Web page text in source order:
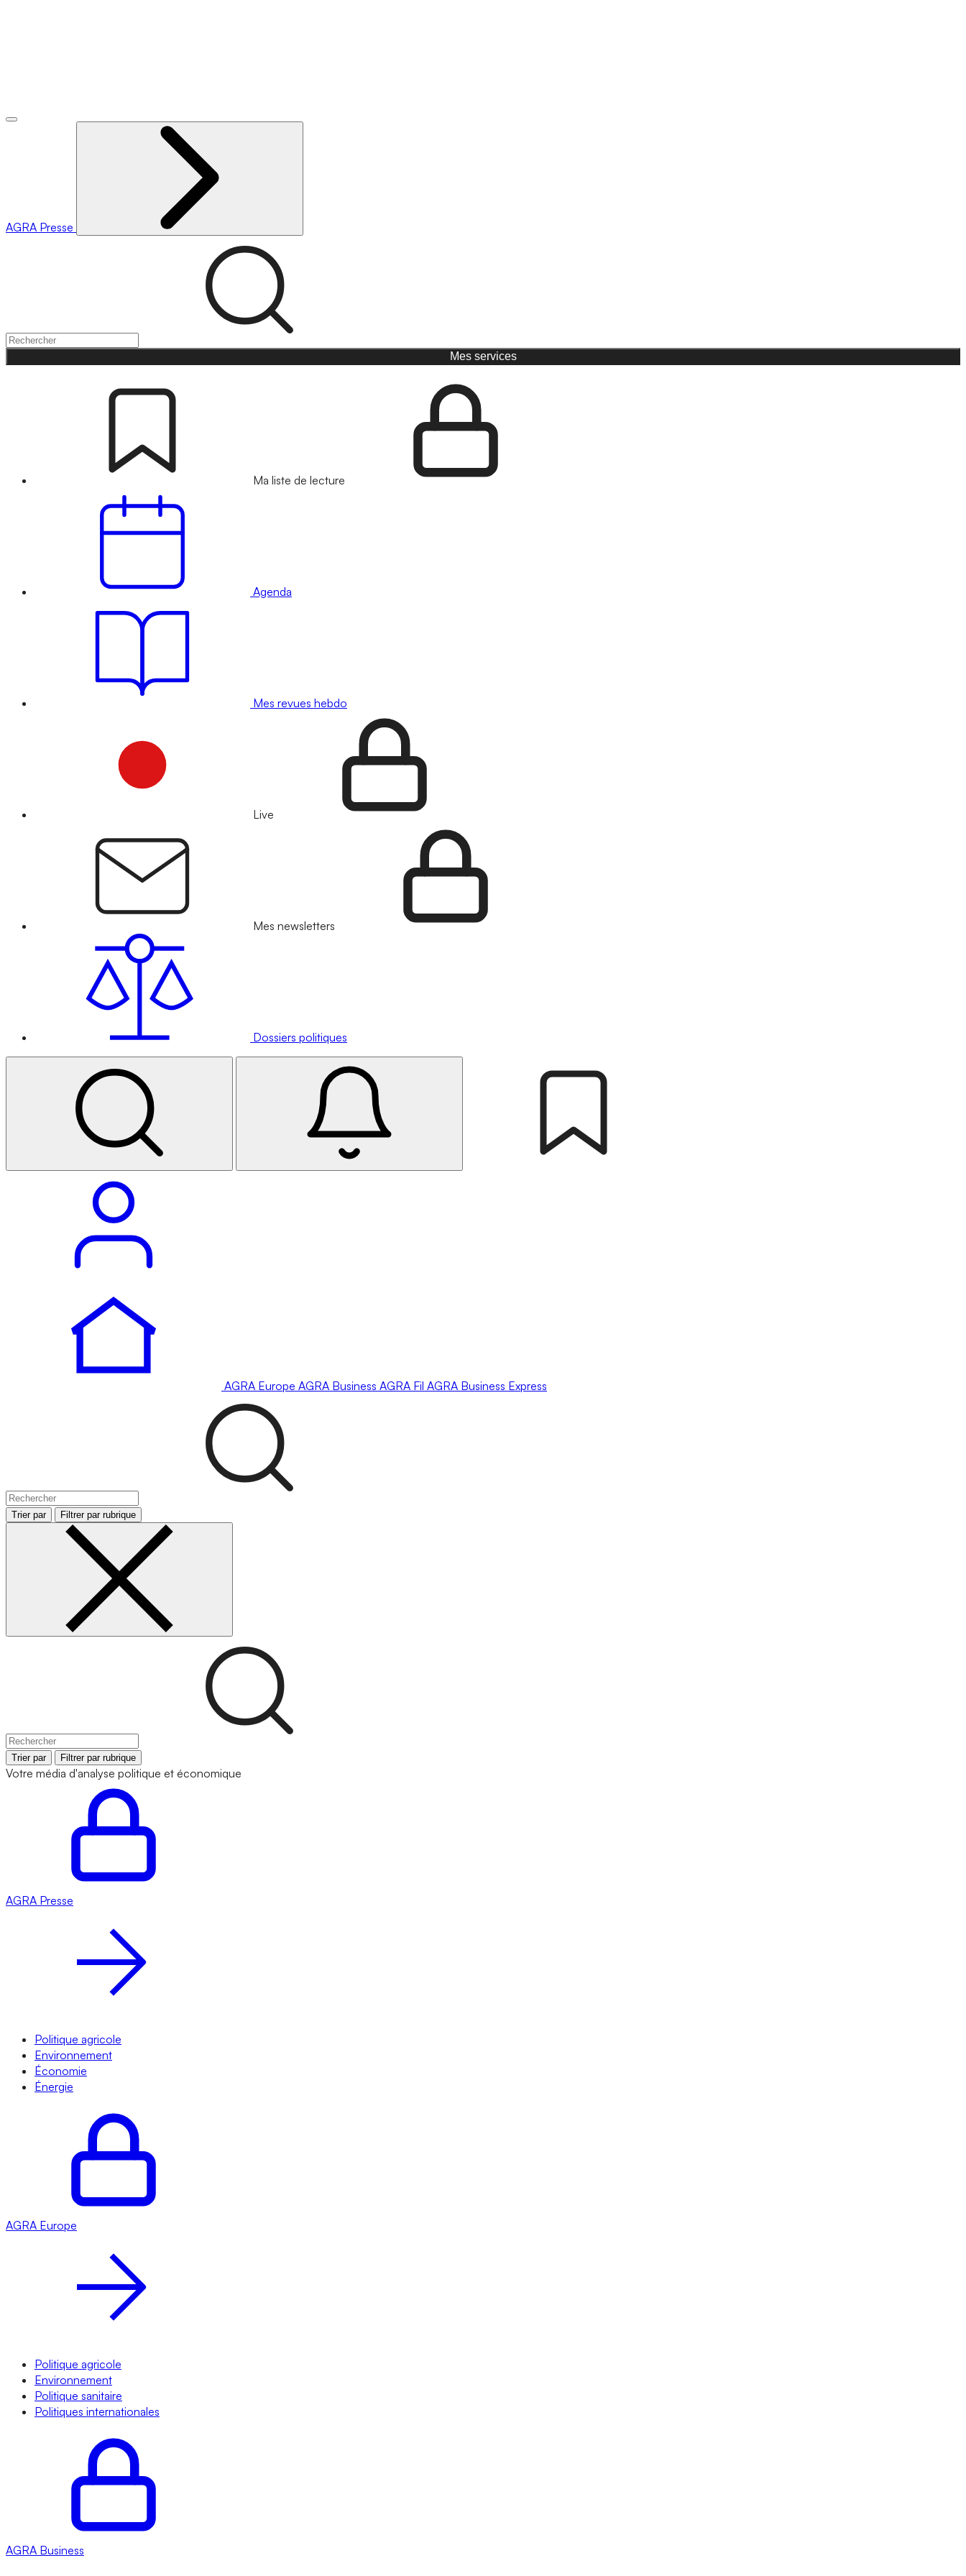
AGRA Presse
Mes services
Ma liste de lecture
Agenda
Mes revues hebdo
Live
Mes newsletters
Dossiers politiques
AGRA Europe AGRA Business AGRA Fil AGRA Business Express
Trier par Filtrer par rubrique
Trier par Filtrer par rubrique
Votre média d'analyse politique et économique
AGRA Presse
Politique agricole
Environnement
Économie
Énergie
AGRA Europe
Politique agricole
Environnement
Politique sanitaire
Politiques internationales
AGRA Business